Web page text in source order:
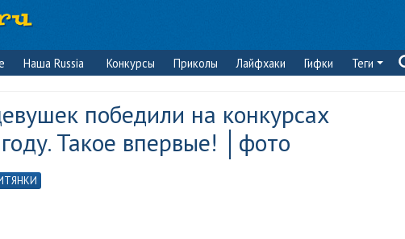
Наша Russia Конкурсы Приколы Лайфхаки Гифки Теги
победили на конкурсах
Такое впервые! │фото